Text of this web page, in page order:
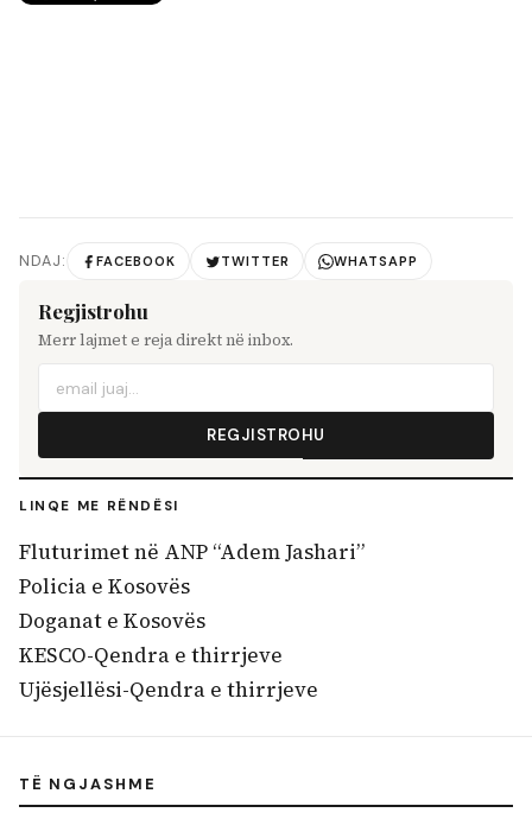
NDAJ: FACEBOOK TWITTER WHATSAPP
Regjistrohu
Merr lajmet e reja direkt në inbox.
REGJISTROHU
LINQE ME RËNDËSI
Fluturimet në ANP “Adem Jashari”
Policia e Kosovës
Doganat e Kosovës
KESCO-Qendra e thirrjeve
Ujësjellësi-Qendra e thirrjeve
TË NGJASHME